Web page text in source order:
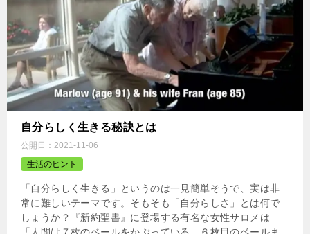
自分らしく生きる秘訣とは
公開日： 2021-11-06
生活のヒント
「自分らしく生きる」というのは一見簡単そうで、実は非
常に難しいテーマです。そもそも「自分らしさ」とは何で
しょうか？『新約聖書』に登場する有名な女性サロメは